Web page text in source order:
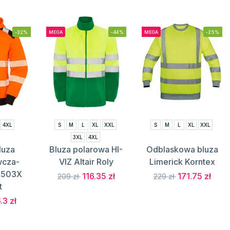
-32%
4XL
zł
MEGA -44%
S M L XL
XXL
3XL
4XL
Bluza polarowa HI-
VIZ Altair Roly
209 zł 116.35 zł
MEGA -25%
S M L XL XXL
Odblaskowa bluza
Limerick Korntex
229 zł 171.75 zł